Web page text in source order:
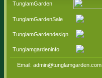
TunglamGarden
TunglamGardenSale
TunglamGardendesign
Tunglamgardeninfo
Email: admin@tunglamgarden.com